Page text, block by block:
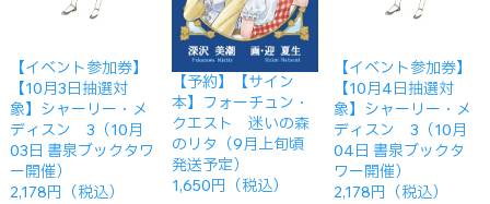
【イベント参加券】
【10月3日抽選対
象】シャーリー・メ
ディスン 3（10月
03日 書泉ブックタワ
ー開催）
2,178円（税込）
【予約】【サイン
本】フォーチュン・
クエスト 迷いの森
のリタ（9月上旬頃
発送予定）
1,650円（税込）
【イベント参加券】
【10月4日抽選対
象】シャーリー・メ
ディスン 3（10月
04日 書泉ブックタ
ワー開催）
2,178円（税込）